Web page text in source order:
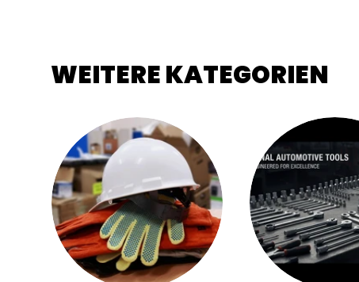
WEITERE KATEGORIEN